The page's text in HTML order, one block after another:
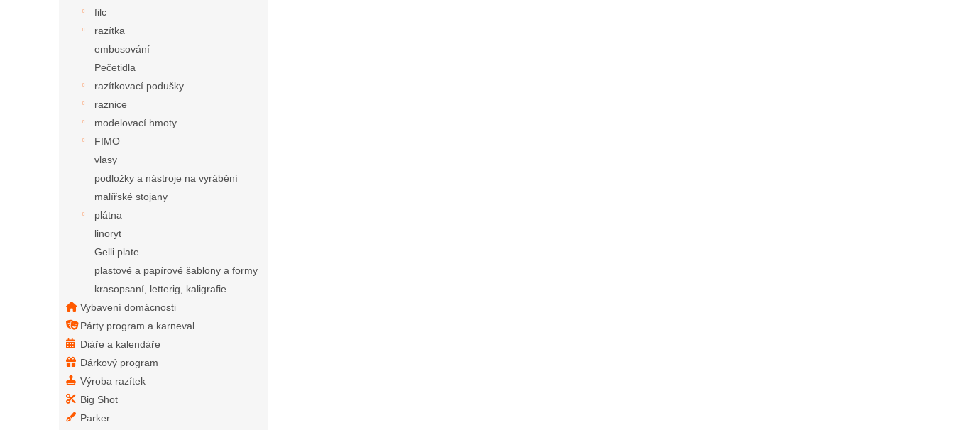
filc
razítka
embosování
Pečetidla
razítkovací podušky
raznice
modelovací hmoty
FIMO
vlasy
podložky a nástroje na vyrábění
malířské stojany
plátna
linoryt
Gelli plate
plastové a papírové šablony a formy
krasopsaní, letterig, kaligrafie
Vybavení domácnosti
Párty program a karneval
Diáře a kalendáře
Dárkový program
Výroba razítek
Big Shot
Parker